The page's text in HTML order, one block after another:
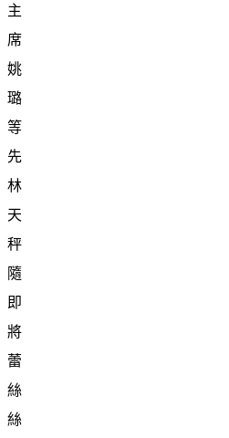
主
席
姚
璐
等
先
林
天
秤
隨
即
將
蕾
絲
絲